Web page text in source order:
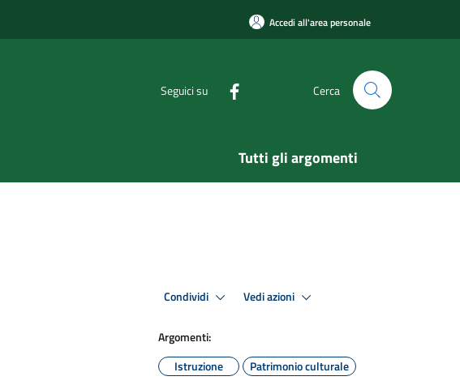
Accedi all'area personale
Seguici su Cerca
Tutti gli argomenti
Condividi Vedi azioni
Argomenti:
Istruzione
Patrimonio culturale